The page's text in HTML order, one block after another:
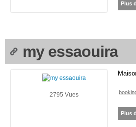
Plus
my essaouira
2795 Vues
Plus